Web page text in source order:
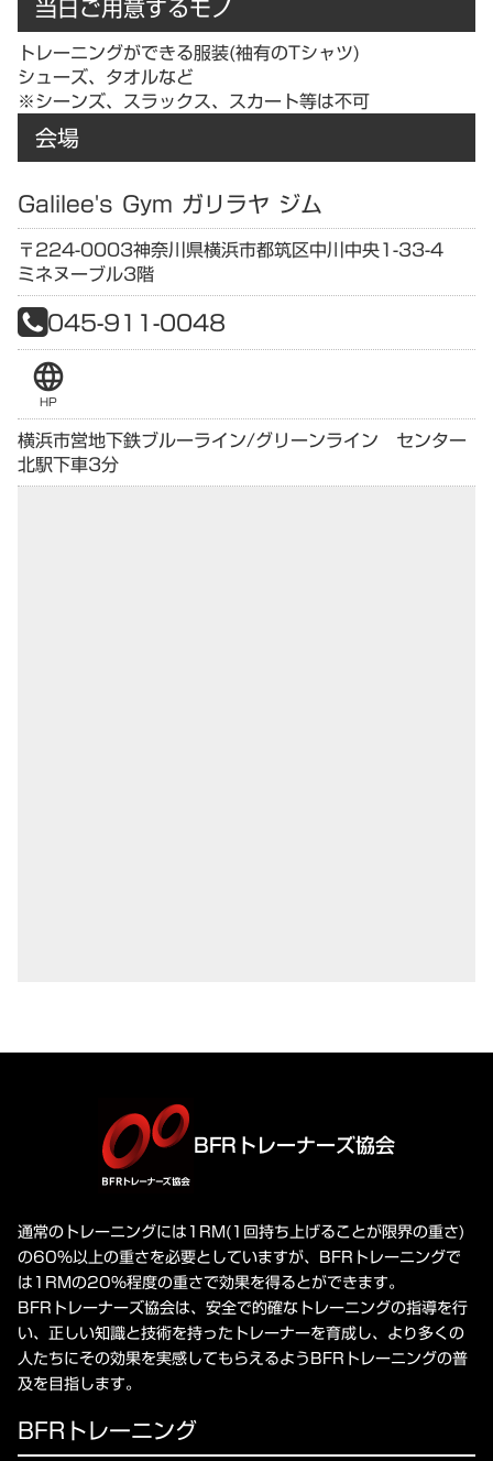
トレーニングができる服装(袖有のTシャツ)
シューズ、タオルなど
※シーンズ、スラックス、スカート等は不可
会場
Galilee's Gym ガリラヤ ジム
〒224-0003神奈川県横浜市都筑区中川中央1-33-4
ミネヌーブル3階
045-911-0048
language
HP
横浜市営地下鉄ブルーライン/グリーンライン センター
北駅下車3分
BFRトレーナーズ協会
通常のトレーニングには1RM(1回持ち上げることが限界の重さ)
の60%以上の重さを必要としていますが、BFRトレーニングで
は1RMの20%程度の重さで効果を得るとができます。
BFRトレーナーズ協会は、安全で的確なトレーニングの指導を行
い、正しい知識と技術を持ったトレーナーを育成し、より多くの
人たちにその効果を実感してもらえるようBFRトレーニングの普
及を目指します。
BFRトレーニング